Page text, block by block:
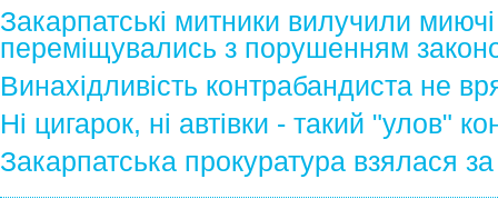
Закарпатські митники вилучили
переміщувались з порушенням
Винахідливість контрабандиста не
Ні цигарок, ні автівки - такий "улов"
Закарпатська прокуратура взялася за